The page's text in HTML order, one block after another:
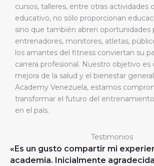
cursos, talleres, entre otras actividades
educativo, no sólo proporcionan
sino que también abren oportunidades
entrenadores, monitores, atletas,
los amantes del fitness conviertan su
carrera profesional. Nuestro objetivo es
mejora de la salud y el bienestar
Academy Venezuela, estamos
transformar el futuro del
en el país.
Testimonios
«Es un gusto compartir mi
academia. Inicialmente